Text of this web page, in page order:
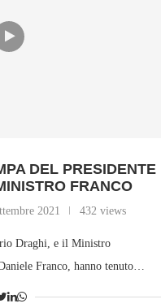
DEL PRESIDENTE
FRANCO
2021 432 views
Draghi, e il Ministro
Franco, hanno tenuto…